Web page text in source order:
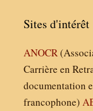
Sites d'intérêt
ANOCR
Carrière en
documentation
francophone)